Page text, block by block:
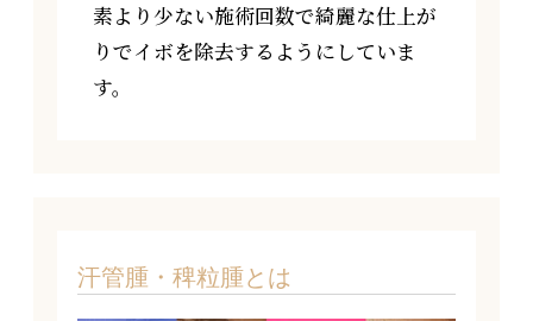
素より少ない施術回数で綺麗な仕上が
りでイボを除去するようにしていま
す。
汗管腫・稗粒腫とは